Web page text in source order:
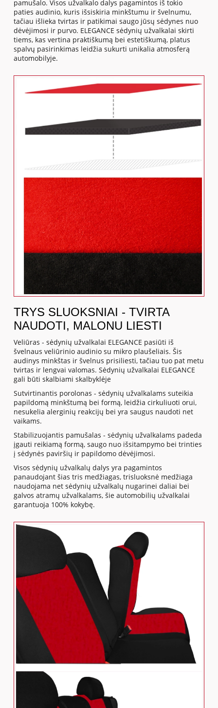
pamušalo. Visos užvalkalo dalys pagamintos iš tokio
paties audinio, kuris išsiskiria minkštumu ir švelnumu,
tačiau išlieka tvirtas ir patikimai saugo jūsų sėdynes nuo
dėvėjimosi ir purvo. ELEGANCE sėdynių užvalkalai skirti
tiems, kas vertina praktiškumą bei estetiškumą, platus
spalvų pasirinkimas leidžia sukurti unikalia atmosferą
automobilyje.
TRYS SLUOKSNIAI - TVIRTA
NAUDOTI, MALONU LIESTI
Veliūras - sėdynių užvalkalai ELEGANCE pasiūti iš
švelnaus veliūrinio audinio su mikro plaušeliais. Šis
audinys minkštas ir švelnus prisiliesti, tačiau tuo pat metu
tvirtas ir lengvai valomas. Sėdynių užvalkalai ELEGANCE
gali būti skalbiami skalbyklėje
Sutvirtinantis porolonas - sėdynių užvalkalams suteikia
papildomą minkštumą bei formą, leidžia cirkuliuoti orui,
nesukelia alerginių reakcijų bei yra saugus naudoti net
vaikams.
Stabilizuojantis pamušalas - sėdynių užvalkalams padeda
įgauti reikiamą formą, saugo nuo išsitampymo bei trinties
į sėdynės paviršių ir papildomo dėvėjimosi.
Visos sėdynių užvalkalų dalys yra pagamintos
panaudojant šias tris medžiagas, trisluoksnė medžiaga
naudojama net sėdynių užvalkalų nugarinei daliai bei
galvos atramų užvalkalams, šie automobilių užvalkalai
garantuoja 100% kokybę.